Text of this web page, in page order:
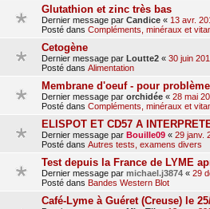
Glutathion et zinc très bas
Dernier message par Candice « 13 avr.
Posté dans Compléments, minéraux et
Cetogène
Dernier message par Loutte2 « 30 juin
Posté dans Alimentation
Membrane d'oeuf - pour
Dernier message par orchidée « 28 mai
Posté dans Compléments, minéraux et
ELISPOT ET CD57 A
Dernier message par Bouille09 « 29 janv.
Posté dans Autres tests, examens divers
Test depuis la France de LYME
Dernier message par michael.j3874 « 29
Posté dans Bandes Western Blot
Café-Lyme à Guéret (Creuse) le